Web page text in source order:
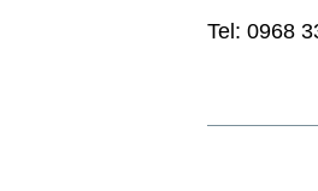
Tel: 0968